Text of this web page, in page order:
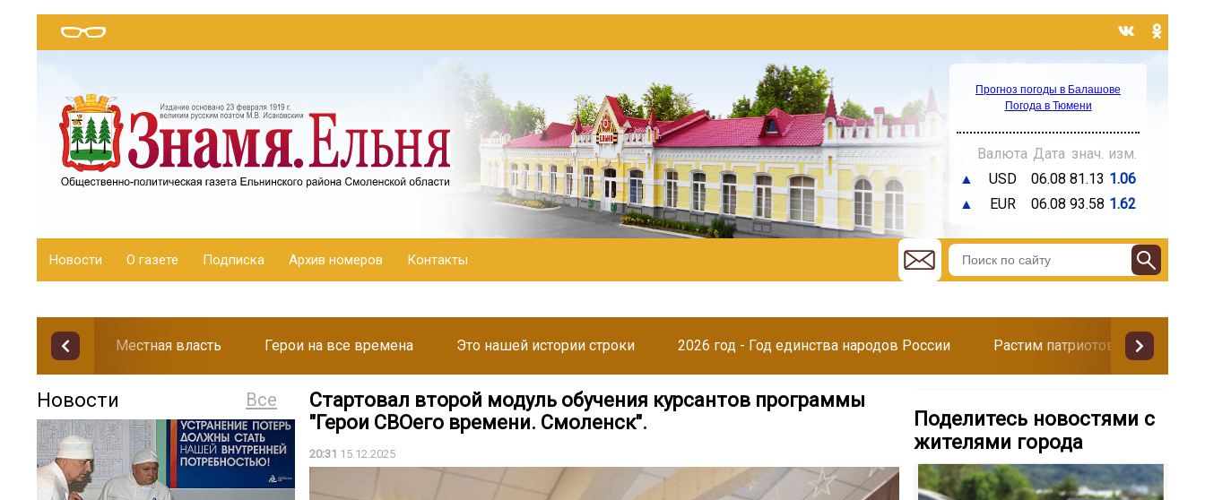
Прогноз погоды в Балашове
Погода в Тюмени
Валюта Дата знач. изм.
▲
USD 06.08 81.13 1.06
▲
EUR 06.08 93.58 1.62
Новости О газете Подписка Архив номеров Контакты
Местная власть Герои на все времена Это нашей истории строки 2026 год - Год единства народов России Растим патриотов
Все
Новости
Стартовал второй модуль обучения курсантов программы
"Герои СВОего времени. Смоленск".
20:31 15.12.2025
Поделитесь новостями с
жителями города